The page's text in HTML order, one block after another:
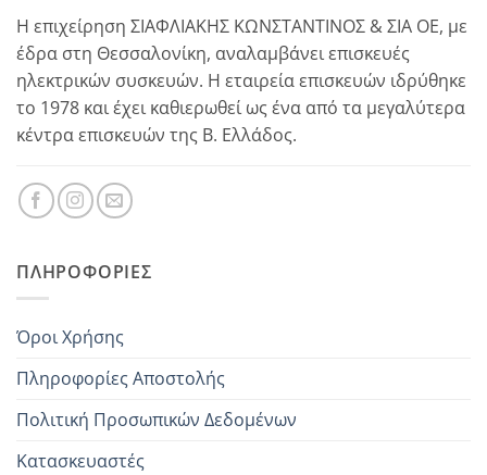
Η επιχείρηση ΣΙΑΦΛΙΑΚΗΣ ΚΩΝΣΤΑΝΤΙΝΟΣ & ΣΙΑ ΟΕ, με
έδρα στη Θεσσαλονίκη, αναλαμβάνει επισκευές
ηλεκτρικών συσκευών. Η εταιρεία επισκευών ιδρύθηκε
το 1978 και έχει καθιερωθεί ως ένα από τα μεγαλύτερα
κέντρα επισκευών της Β. Ελλάδος.
ΠΛΗΡΟΦΟΡΊΕΣ
Όροι Χρήσης
Πληροφορίες Αποστολής
Πολιτική Προσωπικών Δεδομένων
Κατασκευαστές